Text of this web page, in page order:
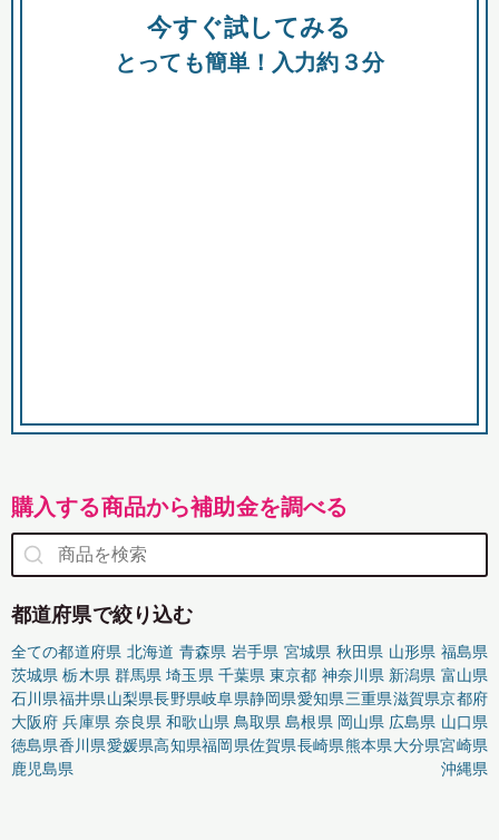
助成金 融資 出資
今すぐ試してみる
とっても簡単！入力約３分
購入する商品から補助金を調べる
都道府県で絞り込む
全ての都道府県 北海道 青森県 岩手県 宮城県 秋田県 山形県 福島県
茨城県 栃木県 群馬県 埼玉県 千葉県 東京都 神奈川県 新潟県 富山県
石川県福井県山梨県長野県岐阜県静岡県愛知県三重県滋賀県京都府
大阪府 兵庫県 奈良県 和歌山県 鳥取県 島根県 岡山県 広島県 山口県
徳島県香川県愛媛県高知県福岡県佐賀県長崎県熊本県大分県宮崎県
鹿児島県
沖縄県